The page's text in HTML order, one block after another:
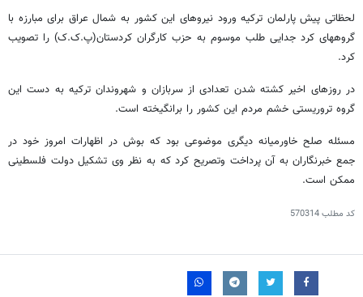
لحظاتی پیش پارلمان ترکیه ورود نیروهای این کشور به شمال عراق برای مبارزه با
گروههای کرد جدایی طلب موسوم به حزب کارگران کردستان(پ.ک.ک) را تصویب
کرد.
در روزهای اخیر کشته شدن تعدادی از سربازان و شهروندان ترکیه به دست این
گروه تروریستی خشم مردم این کشور را برانگیخته است.
مسئله صلح خاورمیانه دیگری موضوعی بود که بوش در اظهارات امروز خود در
جمع خبرنگاران به آن پرداخت وتصریح کرد که به نظر وی تشکیل دولت فلسطینی
ممکن است.
کد مطلب570314